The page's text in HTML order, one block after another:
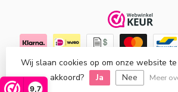
9,7
© Copyright 2026 Hout en Plezier-
Lightspeed designby
Wij slaan cookies op om onze website
akkoord?
Ja Nee Meer